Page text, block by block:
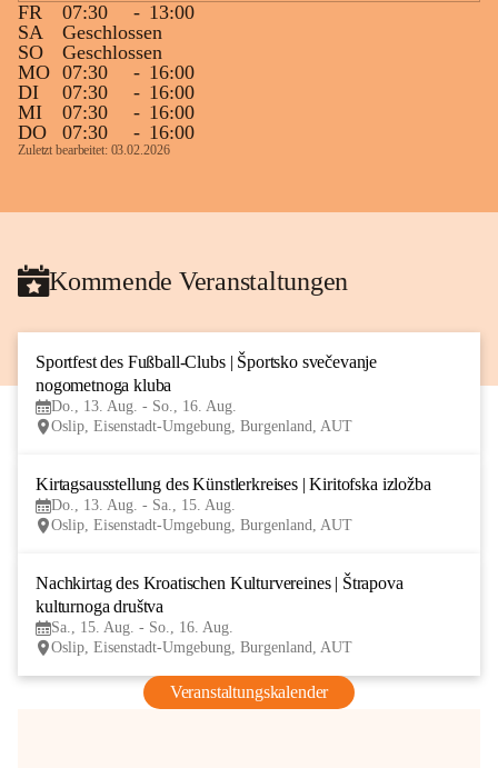
FR
07:30 - 13:00
SA
Geschlossen
SO
Geschlossen
MO 07:30 - 16:00
DI
07:30 - 16:00
MI
07:30 - 16:00
DO
07:30 - 16:00
Zuletzt bearbeitet: 03.02.2026
Kommende Veranstaltungen
Sportfest des Fußball-Clubs | Športsko svečevanje
nogometnoga kluba
Do., 13. Aug. - So., 16. Aug.
Oslip, Eisenstadt-Umgebung, Burgenland, AUT
Kirtagsausstellung des Künstlerkreises | Kiritofska izložba
Do., 13. Aug. - Sa., 15. Aug.
Oslip, Eisenstadt-Umgebung, Burgenland, AUT
Nachkirtag des Kroatischen Kulturvereines | Štrapova
kulturnoga društva
Sa., 15. Aug. - So., 16. Aug.
Oslip, Eisenstadt-Umgebung, Burgenland, AUT
Veranstaltungskalender